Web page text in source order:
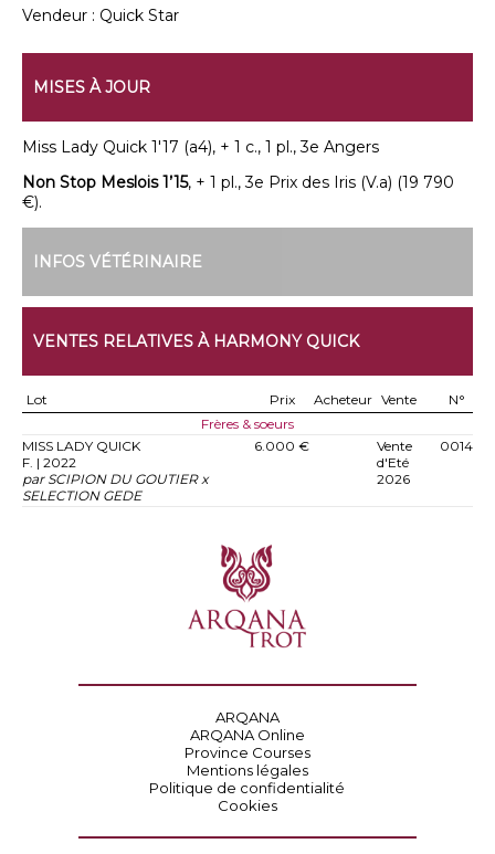
Vendeur : Quick Star
MISES À JOUR
Miss Lady Quick 1'17 (a4), + 1 c., 1 pl., 3e Angers
Non Stop Meslois 1’15, + 1 pl., 3e Prix des Iris (V.a) (19 790
€).
INFOS VÉTÉRINAIRE
VENTES RELATIVES À HARMONY QUICK
Lot Prix Acheteur Vente
N°
Frères & soeurs
MISS LADY QUICK
F. | 2022
par SCIPION DU GOUTIER x
SELECTION GEDE
6.000 €
Vente
d'Eté
2026
0014
ARQANA
ARQANA Online
Province Courses
Mentions légales
Politique de confidentialité
Cookies